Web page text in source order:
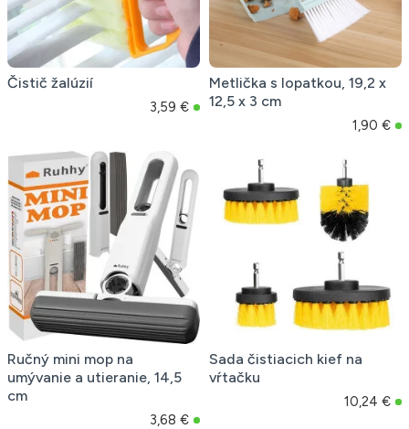
Čistič žalúzií
3,59 €
Metlička s lopatkou, 19,2 x
12,5 x 3 cm
1,90 €
Ručný mini mop na
umývanie a utieranie, 14,5
cm
3,68 €
Sada čistiacich kief na
vŕtačku
10,24 €